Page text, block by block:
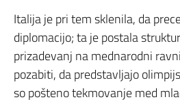
Italija je pri tem sklenila, da
diplomacijo; ta je postala
prizadevanj na mednarodni
pozabiti, da predstavljajo
so pošteno tekmovanje med